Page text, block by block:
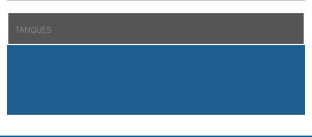
TANQUES